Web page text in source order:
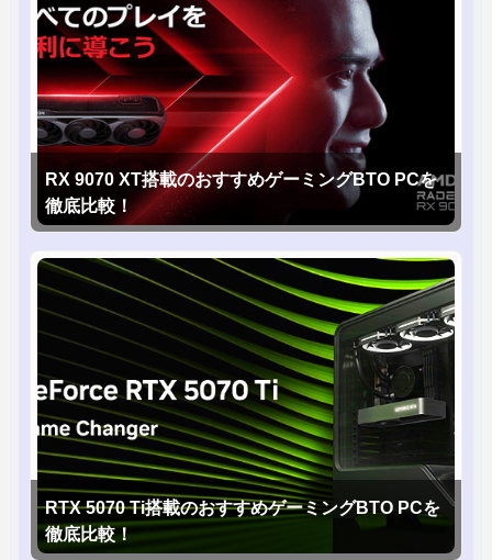
RX 9070 XT搭載のおすすめゲーミングBTO PCを
徹底比較！
RTX 5070 Ti搭載のおすすめゲーミングBTO PCを
徹底比較！